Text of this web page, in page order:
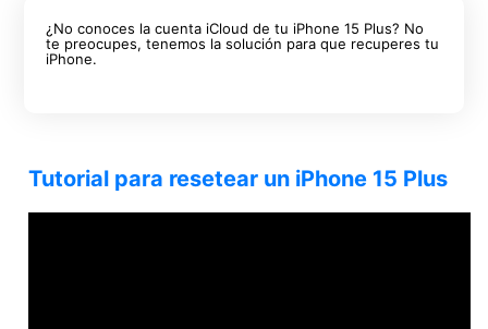
¿No conoces la cuenta iCloud de tu iPhone 15 Plus? No
te preocupes, tenemos la solución para que recuperes tu
iPhone.
Tutorial para resetear un iPhone 15 Plus